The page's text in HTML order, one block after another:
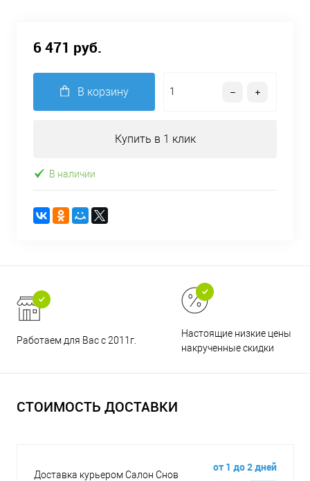
6 471 руб.
В корзину
Купить в 1 клик
В наличии
Работаем для Вас с 2011г.
Настоящие низкие цены и
накрученные скидки
СТОИМОСТЬ ДОСТАВКИ
Доставка курьером Салон Снов
от 1 до 2 дней